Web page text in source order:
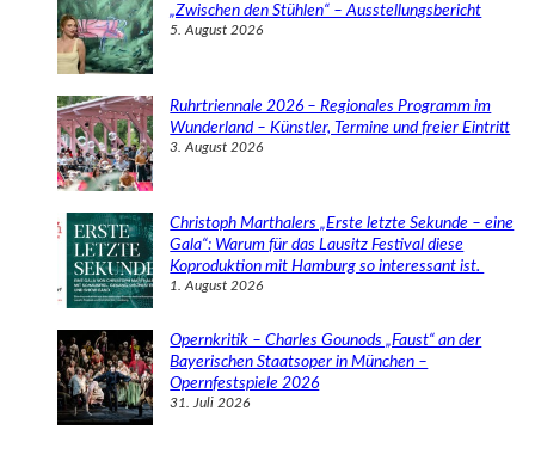
„Zwischen den Stühlen“ – Ausstellungsbericht
5. August 2026
Ruhrtriennale 2026 – Regionales Programm im
Wunderland – Künstler, Termine und freier Eintritt
3. August 2026
Christoph Marthalers „Erste letzte Sekunde – eine
Gala“: Warum für das Lausitz Festival diese
Koproduktion mit Hamburg so interessant ist.
1. August 2026
Opernkritik – Charles Gounods „Faust“ an der
Bayerischen Staatsoper in München –
Opernfestspiele 2026
31. Juli 2026